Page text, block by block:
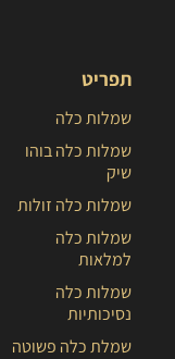
תפריט
שמלות כלה
שמלות כלה בוהו
שיק
שמלות כלה זולות
שמלות כלה
למלאות
שמלות כלה
נסיכותיות
שמלת כלה פשוטה